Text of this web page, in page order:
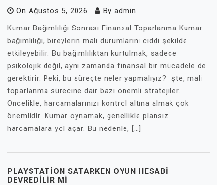
On Ağustos 5, 2026 By admin
Kumar Bağımlılığı Sonrası Finansal Toparlanma Kumar
bağımlılığı, bireylerin mali durumlarını ciddi şekilde
etkileyebilir. Bu bağımlılıktan kurtulmak, sadece
psikolojik değil, aynı zamanda finansal bir mücadele de
gerektirir. Peki, bu süreçte neler yapmalıyız? İşte, mali
toparlanma sürecine dair bazı önemli stratejiler.
Öncelikle, harcamalarınızı kontrol altına almak çok
önemlidir. Kumar oynamak, genellikle plansız
harcamalara yol açar. Bu nedenle, […]
PLAYSTATION SATARKEN OYUN HESABI
DEVREDILIR MI